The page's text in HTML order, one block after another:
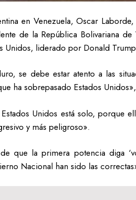
en Venezuela, Oscar
de la República Bolivariana
Unidos, liderado por Donald
se debe estar atento a las
ha sobrepasado Estados
Unidos está solo, porque
y más peligroso».
que la primera potencia diga
Nacional han sido las